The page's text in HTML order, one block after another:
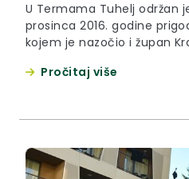
U Termama Tuhelj održan
prosinca 2016. godine
kojem je nazočio i župan
Pročitaj više